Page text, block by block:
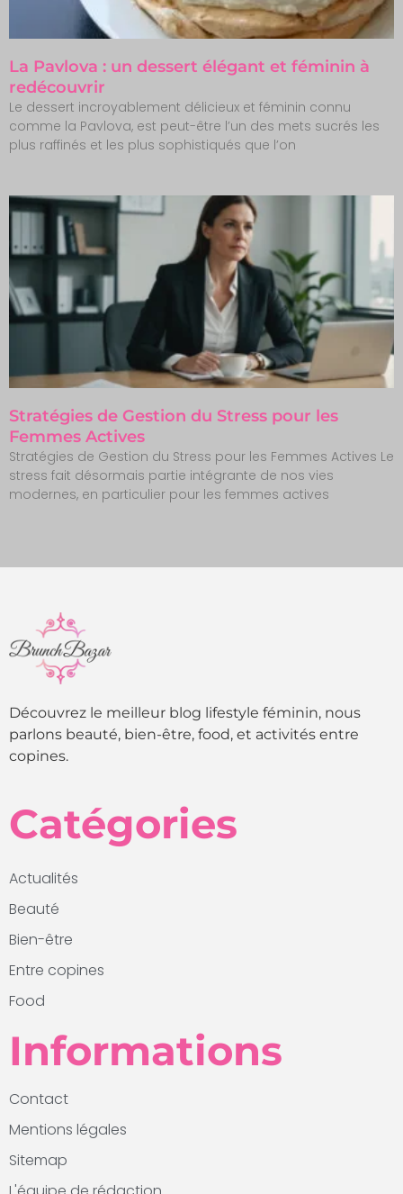
La Pavlova : un dessert élégant et féminin à
redécouvrir
Le dessert incroyablement délicieux et féminin connu
comme la Pavlova, est peut-être l’un des mets sucrés les
plus raffinés et les plus sophistiqués que l’on
Stratégies de Gestion du Stress pour les
Femmes Actives
Stratégies de Gestion du Stress pour les Femmes Actives Le
stress fait désormais partie intégrante de nos vies
modernes, en particulier pour les femmes actives
Découvrez le meilleur blog lifestyle féminin, nous
parlons beauté, bien-être, food, et activités entre
copines.
Catégories
Actualités
Beauté
Bien-être
Entre copines
Food
Informations
Contact
Mentions légales
Sitemap